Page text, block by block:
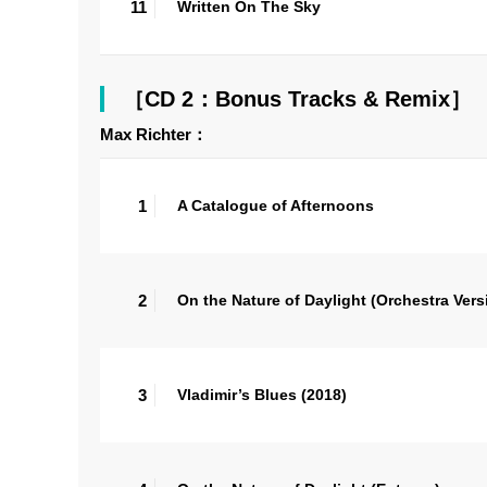
11 Written On The Sky
［CD 2：Bonus Tracks & Remix］
Max Richter：
1 A Catalogue of Afternoons
2 On the Nature of Daylight (Orchestra
3 Vladimir’s Blues (2018)